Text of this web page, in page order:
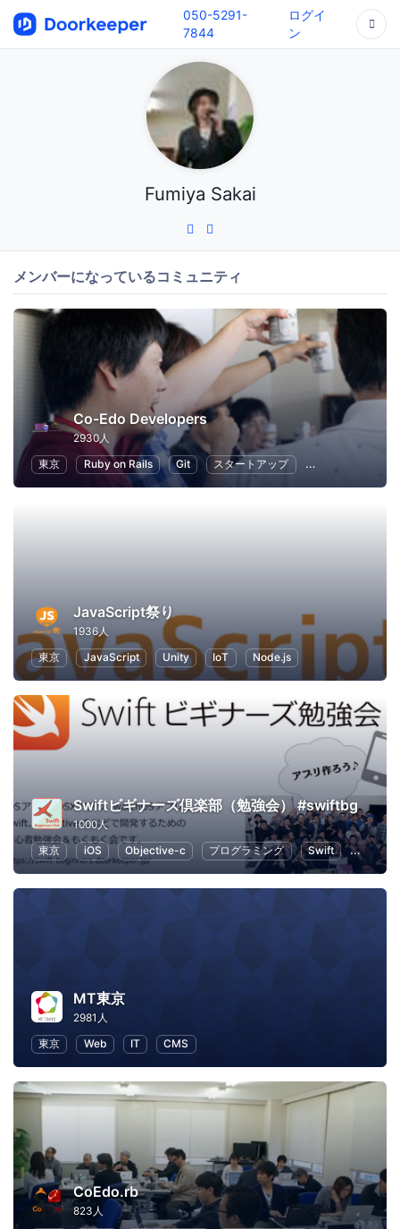
050-5291-
7844
ログイ
ン
Fumiya Sakai
メンバーになっているコミュニティ
Co-Edo Developers
2930人
東京
Ruby on Rails Git スタートアップ プログラミング
JavaScript祭り
1936人
東京
JavaScript Unity IoT Node.js
Swiftビギナーズ倶楽部（勉強会） #swiftbg
1000人
東京
iOS Objective-c プログラミング Swift iPhone
MT東京
2981人
東京
Web IT CMS
CoEdo.rb
823人